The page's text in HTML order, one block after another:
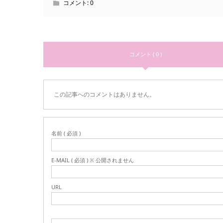
コメント:0
コメント ( 0 )
この記事へのコメントはありません。
名前 ( 必須 )
E-MAIL ( 必須 ) ※ 公開されません
URL